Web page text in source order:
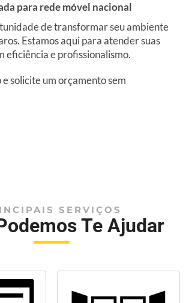
para rede móvel nacional
de transformar seu ambiente
Estamos aqui para atender suas
eficiência e profissionalismo.
solicite um orçamento sem
SERVIÇOS
Te Ajudar